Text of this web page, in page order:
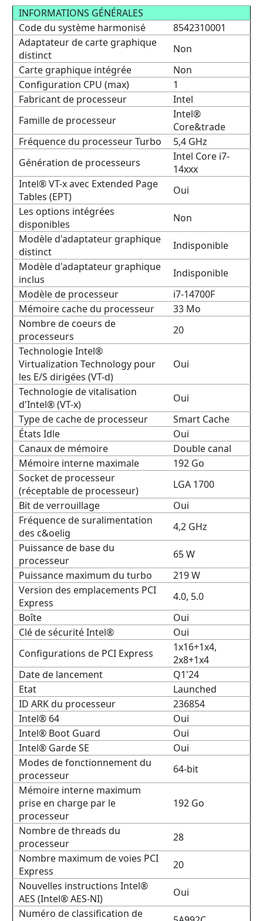
INFORMATIONS GÉNÉRALES
Code du système harmonisé
8542310001
Adaptateur de carte graphique
distinct
Non
Carte graphique intégrée
Non
Configuration CPU (max)
1
Fabricant de processeur
Intel
Famille de processeur
Intel®
Core&trade
Fréquence du processeur Turbo
5,4 GHz
Génération de processeurs
Intel Core i7-
14xxx
Intel® VT-x avec Extended Page
Tables (EPT)
Oui
Les options intégrées
disponibles
Non
Modèle d'adaptateur graphique
distinct
Indisponible
Modèle d'adaptateur graphique
inclus
Indisponible
Modèle de processeur
i7-14700F
Mémoire cache du processeur
33 Mo
Nombre de coeurs de
processeurs
20
Technologie Intel®
Virtualization Technology pour
les E/S dirigées (VT-d)
Oui
Technologie de vitalisation
d'Intel® (VT-x)
Oui
Type de cache de processeur
Smart Cache
États Idle
Oui
Canaux de mémoire
Double canal
Mémoire interne maximale
192 Go
Socket de processeur
(réceptable de processeur)
LGA 1700
Bit de verrouillage
Oui
Fréquence de suralimentation
des c&oelig
4,2 GHz
Puissance de base du
processeur
65 W
Puissance maximum du turbo
219 W
Version des emplacements PCI
Express
4.0, 5.0
Boîte
Oui
Clé de sécurité Intel®
Oui
Configurations de PCI Express
1x16+1x4,
2x8+1x4
Date de lancement
Q1'24
Etat
Launched
ID ARK du processeur
236854
Intel® 64
Oui
Intel® Boot Guard
Oui
Intel® Garde SE
Oui
Modes de fonctionnement du
processeur
64-bit
Mémoire interne maximum
prise en charge par le
processeur
192 Go
Nombre de threads du
processeur
28
Nombre maximum de voies PCI
Express
20
Nouvelles instructions Intel®
AES (Intel® AES-NI)
Oui
Numéro de classification de